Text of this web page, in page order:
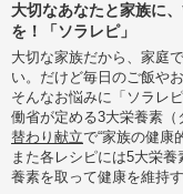
大切なあなたと家族に
を！「ソラレピ」
大切な家族だから、家庭
い。だけど毎日のご飯や
そんなお悩みに「ソラレ
働省が定める3大栄養素
替わり献立で“家族の健康
また各レシピには5大栄
養素を取って健康を維持